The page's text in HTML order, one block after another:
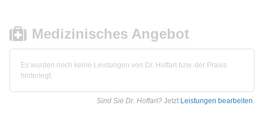
Medizinisches Angebot
Es wurden noch keine Leistungen von Dr. Hoffart bzw. der Praxis
hinterlegt.
Sind Sie Dr. Hoffart? Jetzt Leistungen bearbeiten.